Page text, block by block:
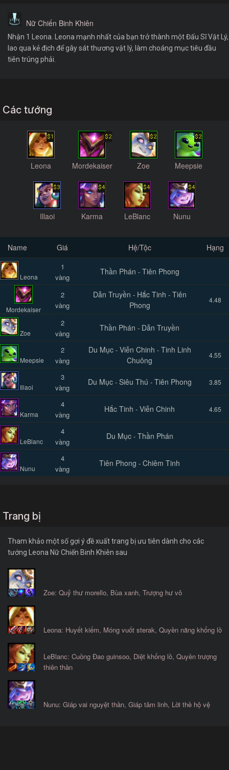
Nữ Chiến Binh Khiên
Nhận 1 Leona. Leona mạnh nhất của bạn trở thành một Đấu Sĩ Vật Lý,
lao qua kẻ địch để gây sát thương vật lý, làm choáng mục tiêu đầu
tiên trúng phải.
Các tướng
$1
Leona
$2
Mordekaiser
$2
Zoe
$2
Meepsie
$3
Illaoi
$4
Karma
$4
LeBlanc
$4
Nunu
Name Giá Hệ/Tộc Hạng
Leona
1
vàng
Thần Phán - Tiên Phong
Mordekaiser
2
vàng
Dẫn Truyền - Hắc Tinh - Tiên
Phong
4.48
Zoe
2
vàng
Thần Phán - Dẫn Truyền
Meepsie
2
vàng
Du Mục- Viễn Chinh - Tinh Linh
Chuông
4.55
Illaoi
3
vàng
Du Mục- Siêu Thú - Tiên Phong 3.85
Karma
4
vàng
Hắc Tinh - Viễn Chinh 4.65
LeBlanc
4
vàng
Du Mục- Thần Phán
Nunu
4
vàng
Tiên Phong - Chiêm Tinh
Trang bị
Tham khảo một số gợi ý đề xuất trang bị ưu tiên dành cho các
tướng Leona Nữ Chiến Binh Khiên sau
Zoe: Quỷ thư morello, Bùa xanh, Trượng hư vô
Leona: Huyết kiếm, Móng vuốt sterak, Quyền năng khổng lồ
LeBlanc: Cuồng Đao guinsoo, Diệt khổng lồ, Quyền trượng
thiên thần
Nunu: Giáp vai nguyệt thần, Giáp tâm linh, Lời thề hộ vệ